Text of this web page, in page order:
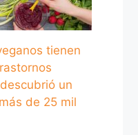
tienen
un
de 25 mil